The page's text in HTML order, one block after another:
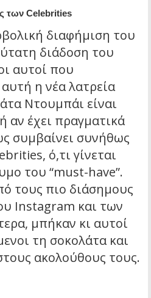
των Celebrities
διαφήμιση του
διάδοση του
αυτοί που
η νέα λατρεία
Ντουμπάι είναι
αν έχει πραγματικά
συμβαίνει συνήθως
ό,τι γίνεται
του “must-have”.
τους πιο διάσημους
Instagram και των
μπήκαν κι αυτοί
τη σοκολάτα και
ακολούθους τους.